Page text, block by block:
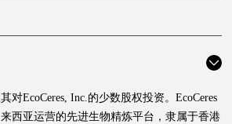
对EcoCeres, Inc.的少数股权投资。EcoCeres
西亚运营的先进生物精炼平台，隶属于香港